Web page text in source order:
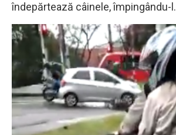
îndepărtează câinele, împingându-l.